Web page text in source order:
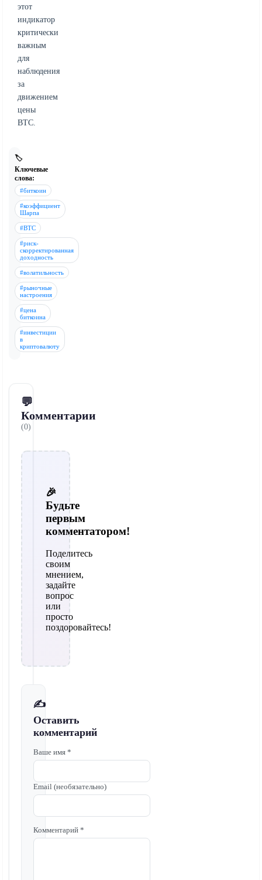
этот
индикатор
критически
важным
для
наблюдения
за
движением
цены
BTC.
🏷️
Ключевые
слова:
#биткоин
#коэффициент
Шарпа
#BTC
#риск-
скорректированная
доходность
#волатильность
#рыночные
настроения
#цена
биткоина
#инвестиции
в
криптовалюту
💬
Комментарии
(0)
🎉
Будьте
первым
комментатором!
Поделитесь
своим
мнением,
задайте
вопрос
или
просто
поздоровайтесь!
✍️
Оставить
комментарий
Ваше имя *
Email (необязательно)
Комментарий *